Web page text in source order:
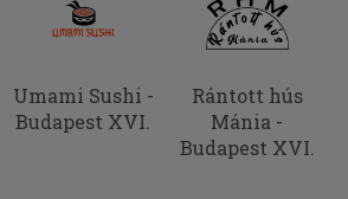
Umami Sushi -
Budapest XVI.
Rántott hús
Mánia -
Budapest XVI.